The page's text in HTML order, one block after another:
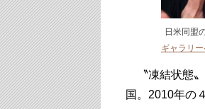
日米同盟
ギャラリ
〝凍結状態〟
国。2010年の